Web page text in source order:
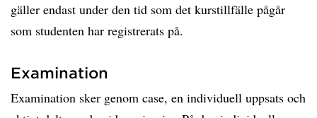
gäller endast under den tid som det kurstillfälle pågår
som studenten har registrerats på.
Examination
Examination sker genom case, en individuell uppsats och